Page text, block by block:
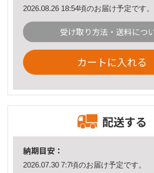
2026.08.26 18:54頃のお届け予定です。
受け取り方法・送料につ
カートに入れる
配送する
納期目安：
2026.07.30 7:7頃のお届け予定です。